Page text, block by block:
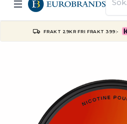
FRAKT 29KR FRI FRAKT 399:-